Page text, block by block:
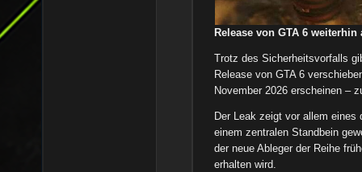
Release von GTA 6 weiterhin
Trotz des Sicherheitsvorfalls
Release von GTA 6
November 2026 erscheinen –
Der Leak zeigt vor allem
einem zentralen Standbein
der neue Ableger der Reihe
erhalten wird.